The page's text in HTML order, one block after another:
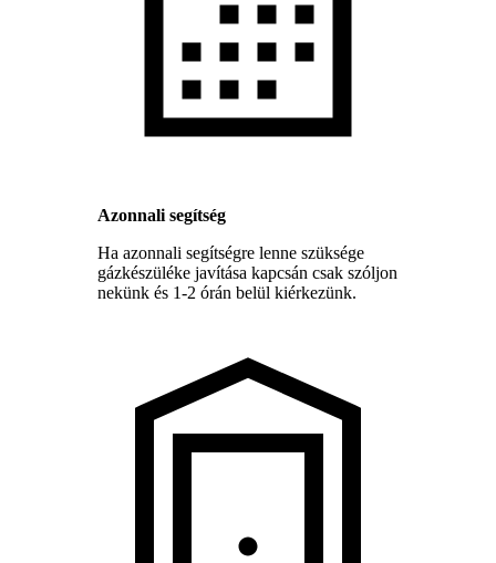
Azonnali segítség
Ha azonnali segítségre lenne szüksége
gázkészüléke javítása kapcsán csak szóljon
nekünk és 1-2 órán belül kiérkezünk.